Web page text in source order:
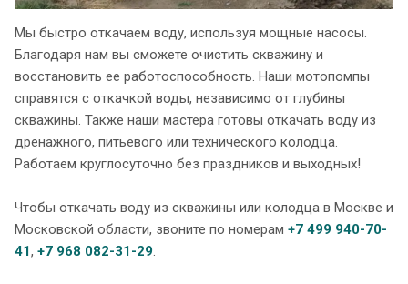
Мы быстро откачаем воду, используя мощные насосы.
Благодаря нам вы сможете очистить скважину и
восстановить ее работоспособность. Наши мотопомпы
справятся с откачкой воды, независимо от глубины
скважины. Также наши мастера готовы откачать воду из
дренажного, питьевого или технического колодца.
Работаем круглосуточно без праздников и выходных!
Чтобы откачать воду из скважины или колодца в Москве и
Московской области, звоните по номерам +7 499 940-70-
41, +7 968 082-31-29.